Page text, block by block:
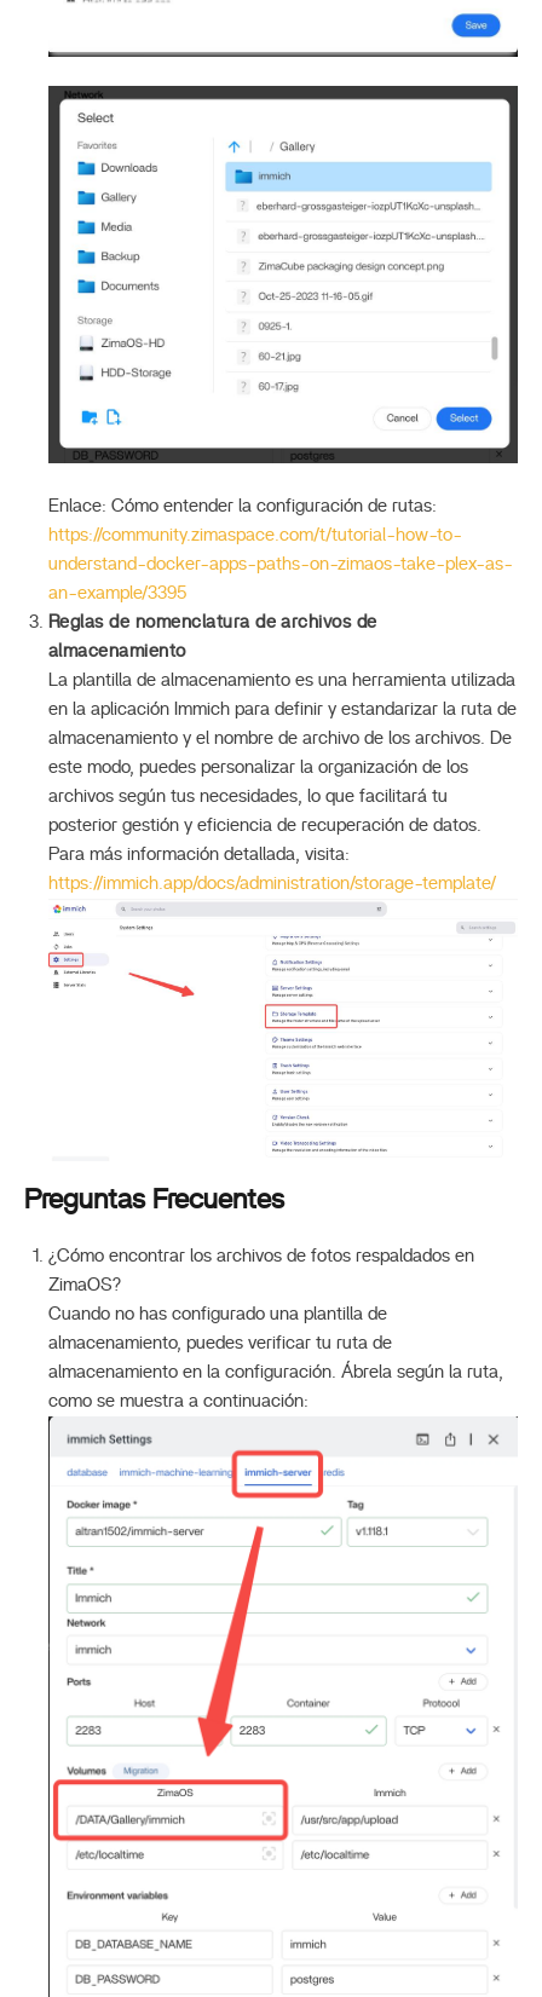
Enlace: Cómo entender la configuración de rutas:
https://community.zimaspace.com/t/tutorial-how-to-
understand-docker-apps-paths-on-zimaos-take-plex-as-
an-example/3395
Reglas de nomenclatura de archivos de
almacenamiento
La plantilla de almacenamiento es una herramienta utilizada
en la aplicación Immich para definir y estandarizar la ruta de
almacenamiento y el nombre de archivo de los archivos. De
este modo, puedes personalizar la organización de los
archivos según tus necesidades, lo que facilitará tu
posterior gestión y eficiencia de recuperación de datos.
Para más información detallada, visita:
https://immich.app/docs/administration/storage-template/
Preguntas Frecuentes
¿Cómo encontrar los archivos de fotos respaldados en
ZimaOS?
Cuando no has configurado una plantilla de
almacenamiento, puedes verificar tu ruta de
almacenamiento en la configuración. Ábrela según la ruta,
como se muestra a continuación: